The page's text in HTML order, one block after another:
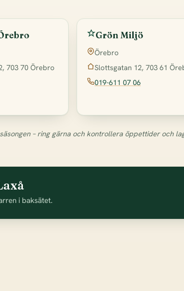
703 70 Örebro
Grön Miljö
Örebro
Slottsgatan 12, 703 61
019-611 07 06
– ring gärna och kontrollera öppettider och
i baksätet.